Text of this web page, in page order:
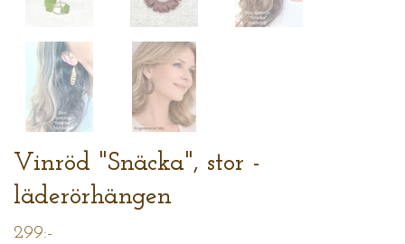
Vinröd "Snäcka", stor -
läderörhängen
299:-